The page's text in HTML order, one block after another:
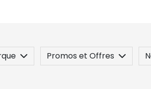
Promos et Offres